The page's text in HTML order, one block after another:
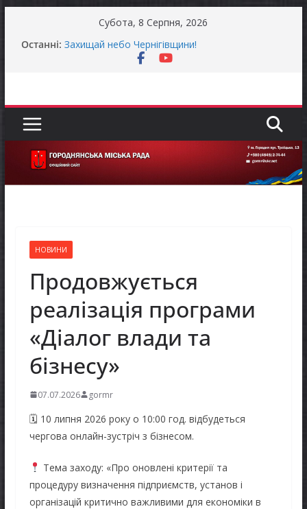
Субота, 8 Серпня, 2026
Останні: Захищай небо Чернігівщини!
Батьки майбутніх першокласників уже можуть
Як отримати компенсацію за товари, придбані
Уповноважений Верховної Ради України з
прав людини проводить опитування щодо
реалізації права осіб з інвалідністю на працю
НОВИНИ
Продовжується
реалізація програми
«Діалог влади та
бізнесу»
07.07.2026 gormr
🗓 10 липня 2026 року о 10:00 год. відбудеться
чергова онлайн-зустріч з бізнесом.
Тема заходу: «Про оновлені критерії та
процедуру визначення підприємств, установ і
організацій критично важливими для економіки в